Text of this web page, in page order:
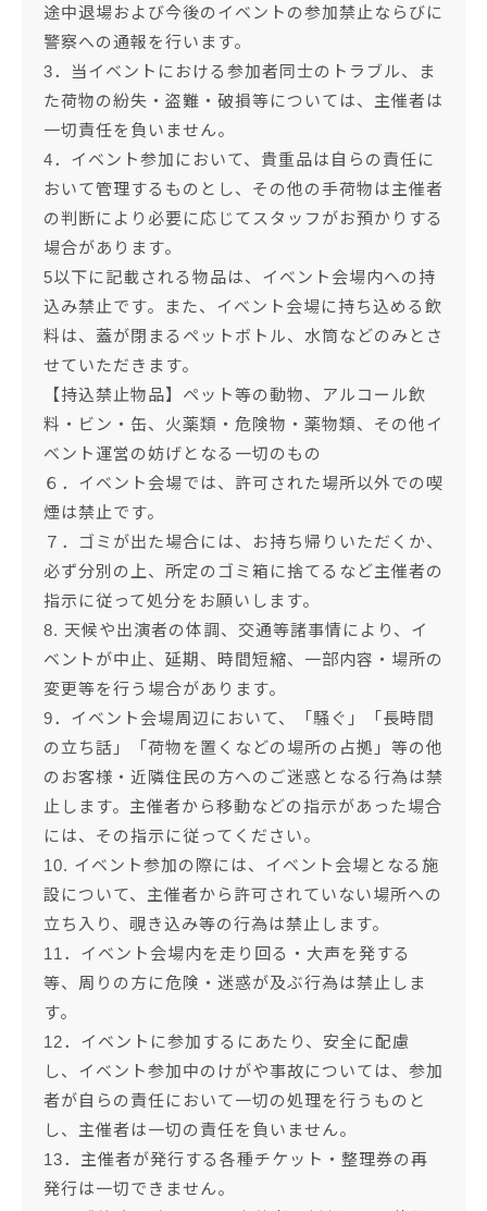
途中退場および今後のイベントの参加禁止ならびに
警察への通報を行います。
3．当イベントにおける参加者同士のトラブル、ま
た荷物の紛失・盗難・破損等については、主催者は
一切責任を負いません。
4．イベント参加において、貴重品は自らの責任に
おいて管理するものとし、その他の手荷物は主催者
の判断により必要に応じてスタッフがお預かりする
場合があります。
5以下に記載される物品は、イベント会場内への持
込み禁止です。また、イベント会場に持ち込める飲
料は、蓋が閉まるペットボトル、水筒などのみとさ
せていただきます。
【持込禁止物品】ペット等の動物、アルコール飲
料・ビン・缶、火薬類・危険物・薬物類、その他イ
ベント運営の妨げとなる一切のもの
６．イベント会場では、許可された場所以外での喫
煙は禁止です。
７．ゴミが出た場合には、お持ち帰りいただくか、
必ず分別の上、所定のゴミ箱に捨てるなど主催者の
指示に従って処分をお願いします。
8. 天候や出演者の体調、交通等諸事情により、イ
ベントが中止、延期、時間短縮、一部内容・場所の
変更等を行う場合があります。
9．イベント会場周辺において、「騒ぐ」「長時間
の立ち話」「荷物を置くなどの場所の占拠」等の他
のお客様・近隣住民の方へのご迷惑となる行為は禁
止します。主催者から移動などの指示があった場合
には、その指示に従ってください。
10. イベント参加の際には、イベント会場となる施
設について、主催者から許可されていない場所への
立ち入り、覗き込み等の行為は禁止します。
11．イベント会場内を走り回る・大声を発する
等、周りの方に危険・迷惑が及ぶ行為は禁止しま
す。
12．イベントに参加するにあたり、安全に配慮
し、イベント参加中のけがや事故については、参加
者が自らの責任において一切の処理を行うものと
し、主催者は一切の責任を負いません。
13．主催者が発行する各種チケット・整理券の再
発行は一切できません。